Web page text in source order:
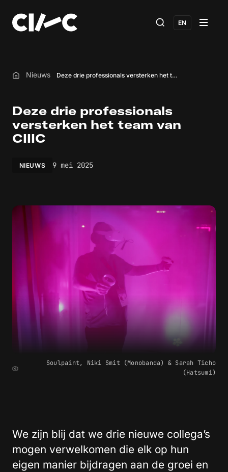
EN
Home
Nieuws Deze drie professionals versterken het team van CIIIC
Deze drie professionals
versterken het team van
CIIIC
NIEUWS 9 mei 2025
Soulpaint, Niki Smit (Monobanda) & Sarah Ticho
(Hatsumi)
We zijn blij dat we drie nieuwe collega’s
mogen verwelkomen die elk op hun
eigen manier bijdragen aan de groei en